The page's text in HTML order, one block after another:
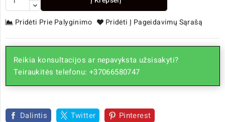
Pridėti Prie Palyginimo Pridėti Į Pageidavimų Sąrašą
Reikia konsultacijos ar nepavyksta užsisakyti?
Teiraukitės telefonu: +37066580747
Dalintis Twitter Pinterest